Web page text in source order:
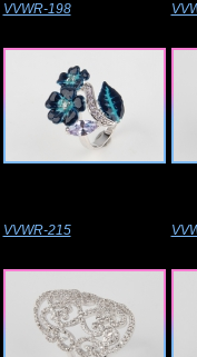
VVWR-198
VVWR-215